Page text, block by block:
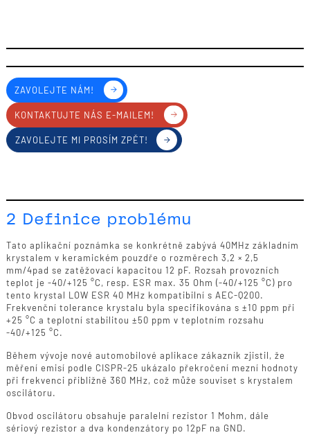
ZAVOLEJTE NÁM!
KONTAKTUJTE NÁS E-MAILEM!
ZAVOLEJTE MI PROSÍM ZPĚT!
2 Definice problému
Tato aplikační poznámka se konkrétně zabývá 40MHz základním
krystalem v keramickém pouzdře o rozměrech 3,2 × 2,5
mm/4pad se zatěžovací kapacitou 12 pF. Rozsah provozních
teplot je -40/+125 °C, resp. ESR max. 35 Ohm (-40/+125 °C) pro
tento krystal LOW ESR 40 MHz kompatibilní s AEC-Q200.
Frekvenční tolerance krystalu byla specifikována s ±10 ppm při
+25 °C a teplotní stabilitou ±50 ppm v teplotním rozsahu
-40/+125 °C.
Během vývoje nové automobilové aplikace zákazník zjistil, že
měření emisí podle CISPR-25 ukázalo překročení mezní hodnoty
při frekvenci přibližně 360 MHz, což může souviset s krystalem
oscilátoru.
Obvod oscilátoru obsahuje paralelní rezistor 1 Mohm, dále
sériový rezistor a dva kondenzátory po 12pF na GND.